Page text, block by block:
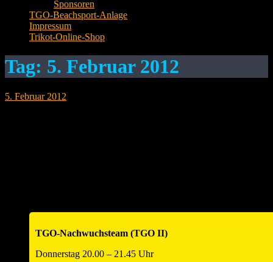
Sponsoren
TGO-Beachsport-Anlage
Impressum
Trikot-Online-Shop
Tag: 5. Februar 2012
5. Februar 2012
TGO-Nachwuchsteam (TGO II)
Donnerstag 20.00 – 21.45 Uhr